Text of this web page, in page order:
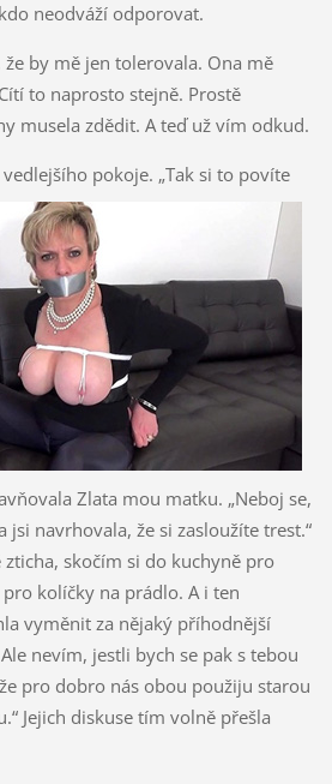
neodváží odporovat.
by mě jen tolerovala. Ona mě
to naprosto stejně. Prostě
musela zdědit. A teď už vím odkud.
pokoje. „Tak si to povíte
Zlata mou matku. „Neboj se,
jsi navrhovala, že si zasloužíte trest.“
zticha, skočím si do kuchyně pro
kolíčky na prádlo. A i ten
vyměnit za nějaký příhodnější
nevím, jestli bych se pak s tebou
pro dobro nás obou použiju starou
Jejich diskuse tím volně přešla